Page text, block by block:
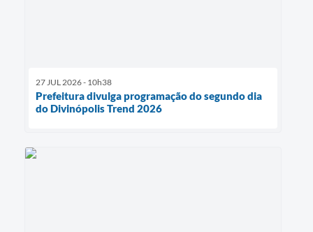
27 JUL 2026 - 10h38
Prefeitura divulga programação do segundo dia
do Divinópolis Trend 2026